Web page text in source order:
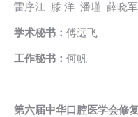
雷序江 滕 洋 潘瑾 薛晓军
学术秘书： 傅远飞
工作秘书： 何帆
第六届中华口腔医学会修